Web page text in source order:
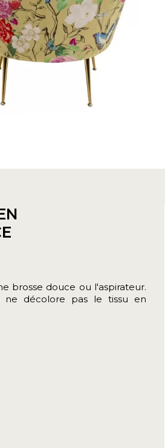
brosse douce ou l'aspirateur.
ne décolore pas le tissu en